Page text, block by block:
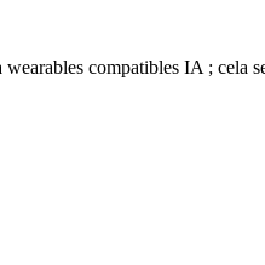
compatibles IA ; cela